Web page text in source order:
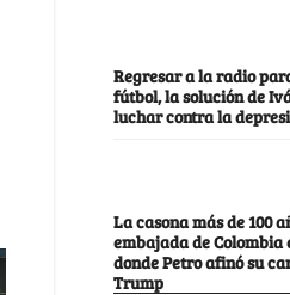
Regresar a la radio
fútbol, la solución de
luchar contra la
La casona más de 100
embajada de Colombia
donde Petro afinó su
Trump